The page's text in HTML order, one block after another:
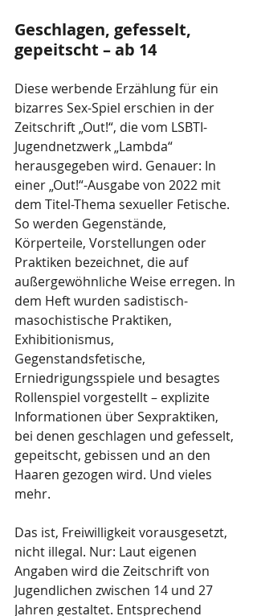
Geschlagen, gefesselt,
gepeitscht – ab 14
Diese werbende Erzählung für ein
bizarres Sex-Spiel erschien in der
Zeitschrift „Out!“, die vom LSBTI-
Jugendnetzwerk „Lambda“
herausgegeben wird. Genauer: In
einer „Out!“-Ausgabe von 2022 mit
dem Titel-Thema sexueller Fetische.
So werden Gegenstände,
Körperteile, Vorstellungen oder
Praktiken bezeichnet, die auf
außergewöhnliche Weise erregen. In
dem Heft wurden sadistisch-
masochistische Praktiken,
Exhibitionismus,
Gegenstandsfetische,
Erniedrigungsspiele und besagtes
Rollenspiel vorgestellt – explizite
Informationen über Sexpraktiken,
bei denen geschlagen und gefesselt,
gepeitscht, gebissen und an den
Haaren gezogen wird. Und vieles
mehr.
Das ist, Freiwilligkeit vorausgesetzt,
nicht illegal. Nur: Laut eigenen
Angaben wird die Zeitschrift von
Jugendlichen zwischen 14 und 27
Jahren gestaltet. Entsprechend